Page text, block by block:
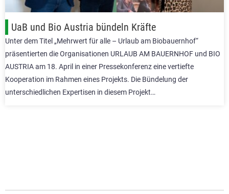
UaB und Bio Austria bündeln Kräfte
Unter dem Titel „Mehrwert für alle – Urlaub am Biobauernhof“
präsentierten die Organisationen URLAUB AM BAUERNHOF und BIO
AUSTRIA am 18. April in einer Pressekonferenz eine vertiefte
Kooperation im Rahmen eines Projekts. Die Bündelung der
unterschiedlichen Expertisen in diesem Projekt…